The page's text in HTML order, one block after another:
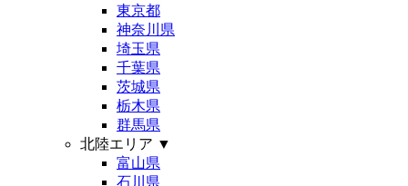
東京都
神奈川県
埼玉県
千葉県
茨城県
栃木県
群馬県
北陸エリア ▼
富山県
石川県